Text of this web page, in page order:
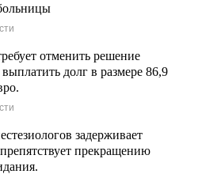
отменить решение
долг в размере 86,9
задерживает
прекращению